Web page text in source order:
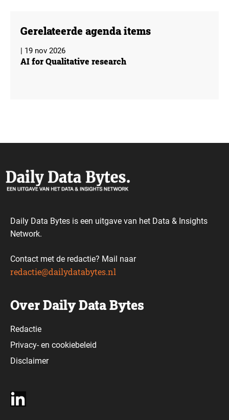
Gerelateerde agenda items
| 19 nov 2026
AI for Qualitative research
Daily Data Bytes is een uitgave van het Data & Insights
Network.
Contact met de redactie? Mail naar
redactie@dailydatabytes.nl
Over Daily Data Bytes
Redactie
Privacy-en cookiebeleid
Disclaimer